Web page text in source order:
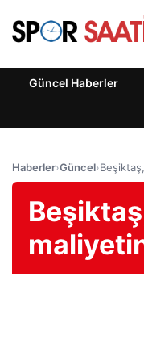
Güncel Haberler
Haberler›Güncel›